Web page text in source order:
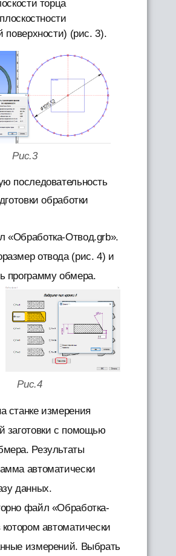
торца
поверхности) (рис. 3).
Рис.3
последовательность
обработки
«Обработка-Отвод.grb».
отвода (рис. 4) и
программу обмера.
Рис.4
станке измерения
заготовки с помощью
Результаты
автоматически
данных.
файл «Обработка-
автоматически
измерений. Выбрать